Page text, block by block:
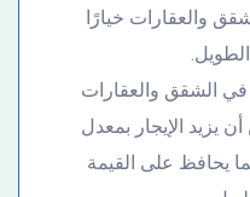
والعقارات خيارًا
الشقق والعقارات
يزيد الإيجار بمعدل
يحافظ على القيمة